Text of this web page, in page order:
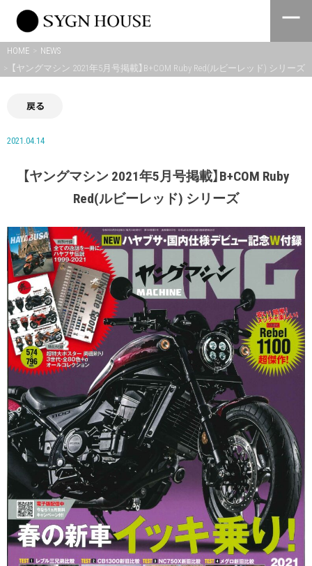
content
HOME
NEWS
【ヤングマシン 2021年5月号掲載】B+COM Ruby Red(ルビーレッド) シリーズ
戻る
2021.04.14
【ヤングマシン 2021年5月号掲載】B+COM Ruby
Red(ルビーレッド) シリーズ